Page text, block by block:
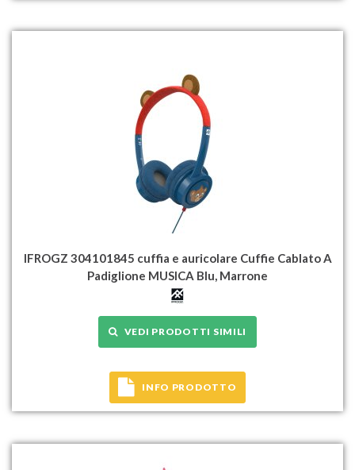
IFROGZ 304101845 cuffia e auricolare Cuffie Cablato A
Padiglione MUSICA Blu, Marrone
VEDI PRODOTTI SIMILI
INFO PRODOTTO